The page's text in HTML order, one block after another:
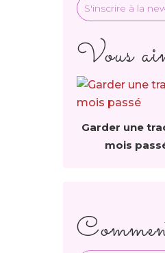
S'inscrire à la
Vous
Garder une
mois